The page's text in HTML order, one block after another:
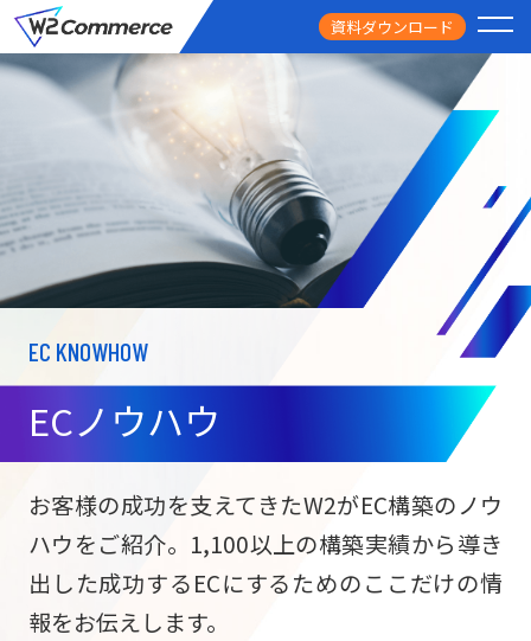
資料ダウンロード
サービス
ECサイト構築
サブスク/定期通販
ECサイト構築
PRICE
料金
FEATURE
導入事例
USEFUL
お役立ち情報
NEWS
ニュース
EC KNOWHOW
ECノウハウ
お客様の成功を支えてきたW2がEC構築のノウ
ハウをご紹介。1,100以上の構築実績から導き
出した成功するECにするためのここだけの情
報をお伝えします。